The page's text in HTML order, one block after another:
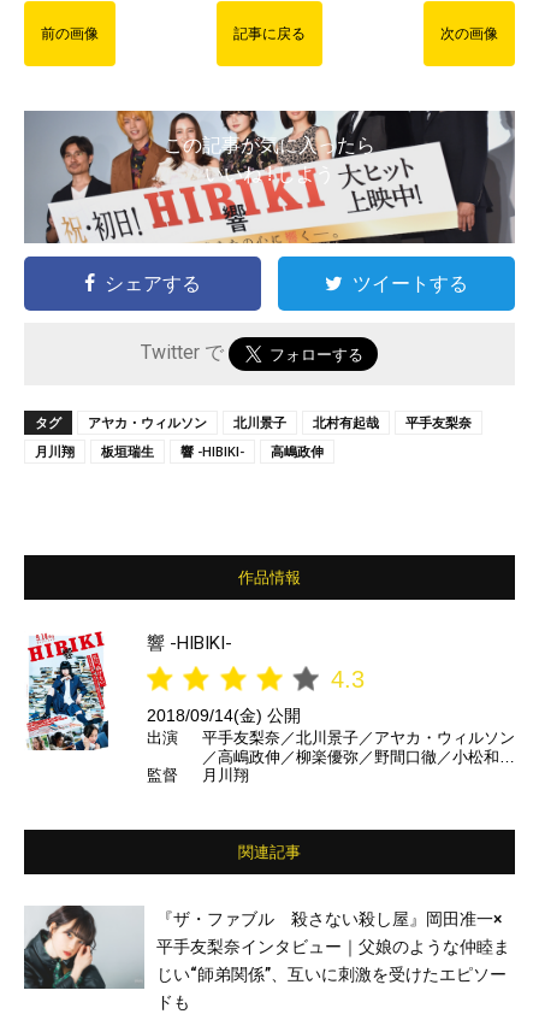
前の画像 記事に戻る 次の画像
この記事が気に入ったら
いいね ! しよう
シェアする ツイートする
Twitter で
タグ アヤカ・ウィルソン 北川景子 北村有起哉
平手友梨奈
月川翔
板垣瑞生 響 -HIBIKI- 高嶋政伸
作品情報
響 -HIBIKI-
4.3
2018/09/14(金) 公開
出演
平手友梨奈／北川景子／アヤカ・ウィルソン
／高嶋政伸／柳楽優弥／野間口徹／小松和重
／黒田大輔／板垣瑞生／小栗旬 ほか
監督 月川翔
関連記事
『ザ・ファブル 殺さない殺し屋』岡田准一×
平手友梨奈インタビュー｜父娘のような仲睦ま
じい“師弟関係”、互いに刺激を受けたエピソー
ドも